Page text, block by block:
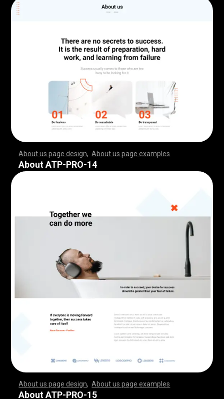
About us page design ,About us page examples
,,,,,,,,,,,,,,,,,,,,,,,, ,,,,,,,,,,,,,,,,,,,,,,,,,,,
,,,,,,,,,,,,,,,,,,,,,,,, ,,,,,,,,,,,,,,,,,,,,,,,,,,,
,,,,,,,,,,,,,,,,,,,,,,,, ,,,,,,,,,,,,,,,,,,,,,,,,,,,
,,,,,,,,,,,,,,,,,,,,,,,, ,,,,,,,,,,,,,,,,,,,,,,,,,,,
,,,,,,,,,,,,,,,,,,,,,,,, ,,,,,,,,,,,,,,,,,,,,,,,,,,,
,,,,,,,,,,,,,,,,,,,,,,,, ,,,,,,,,,,,,,,,,,,,,,,,,,,,
,,,,,,,,,,,,,,,,,,,,,,,, ,,,,,,,,,,,,,,,,,,,,,,,,,,,
,,,,,,,,,,,,,,,,,,,,,,,, ,,,,,,,,,,,,
About ATP-PRO-14
About us page design ,About us page examples
,,,,,,,,,,,,,,,,,,,,,,,, ,,,,,,,,,,,,,,,,,,,,,,,,,,,
,,,,,,,,,,,,,,,,,,,,,,,, ,,,,,,,,,,,,,,,,,,,,,,,,,,,
,,,,,,,,,,,,,,,,,,,,,,,, ,,,,,,,,,,,,,,,,,,,,,,,,,,,
,,,,,,,,,,,,,,,,,,,,,,,, ,,,,,,,,,,,,,,,,,,,,,,,,,,,
,,,,,,,,,,,,,,,,,,,,,,,, ,,,,,,,,,,,,,,,,,,,,,,,,,,,
,,,,,,,,,,,,,,,,,,,,,,,, ,,,,,,,,,,,,,,,,,,,,,,,,,,,
,,,,,,,,,,,,,,,,,,,,,,,, ,,,,,,,,,,,,,,,,,,,,,,,,,,,
,,,,,,,,,,,,,,,,,,,,,,,, ,,,,,,,,,,,,
About ATP-PRO-15